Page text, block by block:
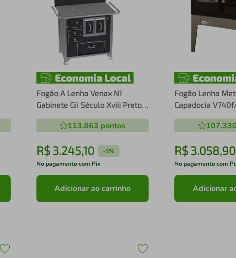
Fogão A Lenha Venax N1
Gabinete Gii Século Xviii Preto
Com Tampa - Chaminé Saída
Lado Direito113.863 pontos
R$ 3.245,10 -5%
No pagamento com Pix
Adicionar ao carrinho
Fogão Lenha
Capadocia
Lado Esquerdo
R$3.058,90
No pagamento com
Adicionar